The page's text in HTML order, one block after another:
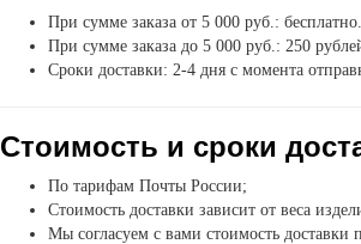
При сумме заказа от 5 000 руб.: бесплатно.
При сумме заказа до 5 000 руб.: 250
Сроки доставки: 2-4 дня с момента
Стоимость и сроки
По тарифам Почты России;
Стоимость доставки зависит от веса
Мы согласуем с вами стоимость доставки